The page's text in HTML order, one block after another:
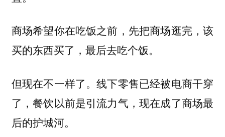
商场希望你在吃饭之前，先把商场逛完，该
买的东西买了，最后去吃个饭。
但现在不一样了。线下零售已经被电商干穿
了，餐饮以前是引流力气，现在成了商场最
后的护城河。